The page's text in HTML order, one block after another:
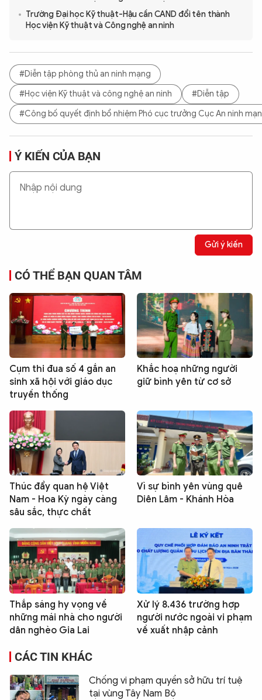
Trường Đại học Kỹ thuật-Hậu cần CAND đổi tên thành
Học viện Kỹ thuật và Công nghệ an ninh
#Diễn tập phòng thủ an ninh mạng
#Học viện Kỹ thuật và công nghệ an ninh
#Diễn tập
#Công bố quyết định bổ nhiệm Phó cục trưởng Cục An ninh
Ý KIẾN CỦA BẠN
Gửi ý kiến
CÓ THỂ BẠN QUAN TÂM
Cụm thi đua số 4 gắn an
sinh xã hội với giáo dục
truyền thống
Khắc hoạ những người
giữ bình yên từ cơ sở
Thúc đẩy quan hệ Việt
Nam - Hoa Kỳ ngày càng
sâu sắc, thực chất
Vì sự bình yên vùng quê
Diên Lâm - Khánh Hòa
Thắp sáng hy vọng về
những mái nhà cho người
dân nghèo Gia Lai
Xử lý 8.436 trường hợp
người nước ngoài vi phạm
về xuất nhập cảnh
CÁC TIN KHÁC
Chống vi phạm quyền sở hữu trí tuệ
tại vùng Tây Nam Bộ